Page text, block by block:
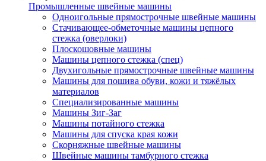
Промышленные швейные машины
Одноигольные прямострочные швейные машины
Стачивающее-обметочные машины цепного
стежка (оверлоки)
Плоскошовные машины
Машины цепного стежка (спец)
Двухигольные прямострочные швейные машины
Машины для пошива обуви, кожи и тяжёлых
материалов
Специализированные машины
Машины Зиг-Заг
Машины потайного стежка
Машины для спуска края кожи
Скорняжные швейные машины
Швейные машины тамбурного стежка